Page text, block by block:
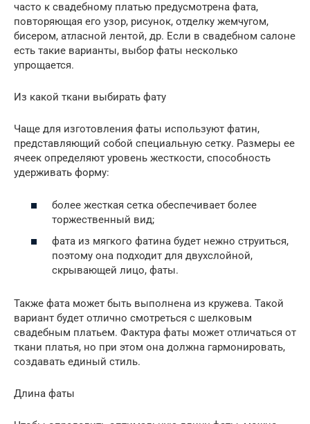
часто к свадебному платью предусмотрена фата,
повторяющая его узор, рисунок, отделку жемчугом,
бисером, атласной лентой, др. Если в свадебном салоне
есть такие варианты, выбор фаты несколько
упрощается.
Из какой ткани выбирать фату
Чаще для изготовления фаты используют фатин,
представляющий собой специальную сетку. Размеры ее
ячеек определяют уровень жесткости, способность
удерживать форму:
более жесткая сетка обеспечивает более
торжественный вид;
фата из мягкого фатина будет нежно струиться,
поэтому она подходит для двухслойной,
скрывающей лицо, фаты.
Также фата может быть выполнена из кружева. Такой
вариант будет отлично смотреться с шелковым
свадебным платьем. Фактура фаты может отличаться от
ткани платья, но при этом она должна гармонировать,
создавать единый стиль.
Длина фаты